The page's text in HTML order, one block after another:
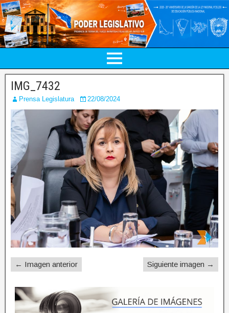
IMG_7432
Prensa Legislatura 22/08/2024
← Imagen anterior Siguiente imagen →